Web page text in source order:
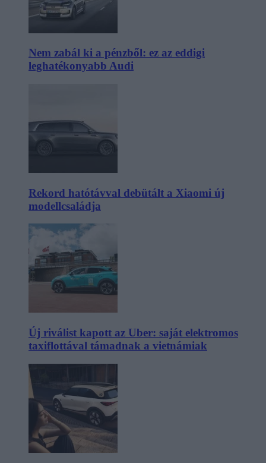
Nem zabál ki a pénzből: ez az eddigi
leghatékonyabb Audi
Rekord hatótávval debütált a Xiaomi új
modellcsaládja
Új riválist kapott az Uber: saját elektromos
taxiflottával támadnak a vietnámiak